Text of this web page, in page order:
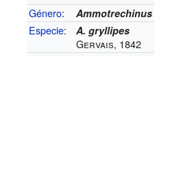
Género: Ammotrechinus
Especie: A. gryllipes
Gervais, 1842